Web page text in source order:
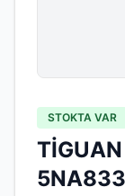
STOKTA VAR